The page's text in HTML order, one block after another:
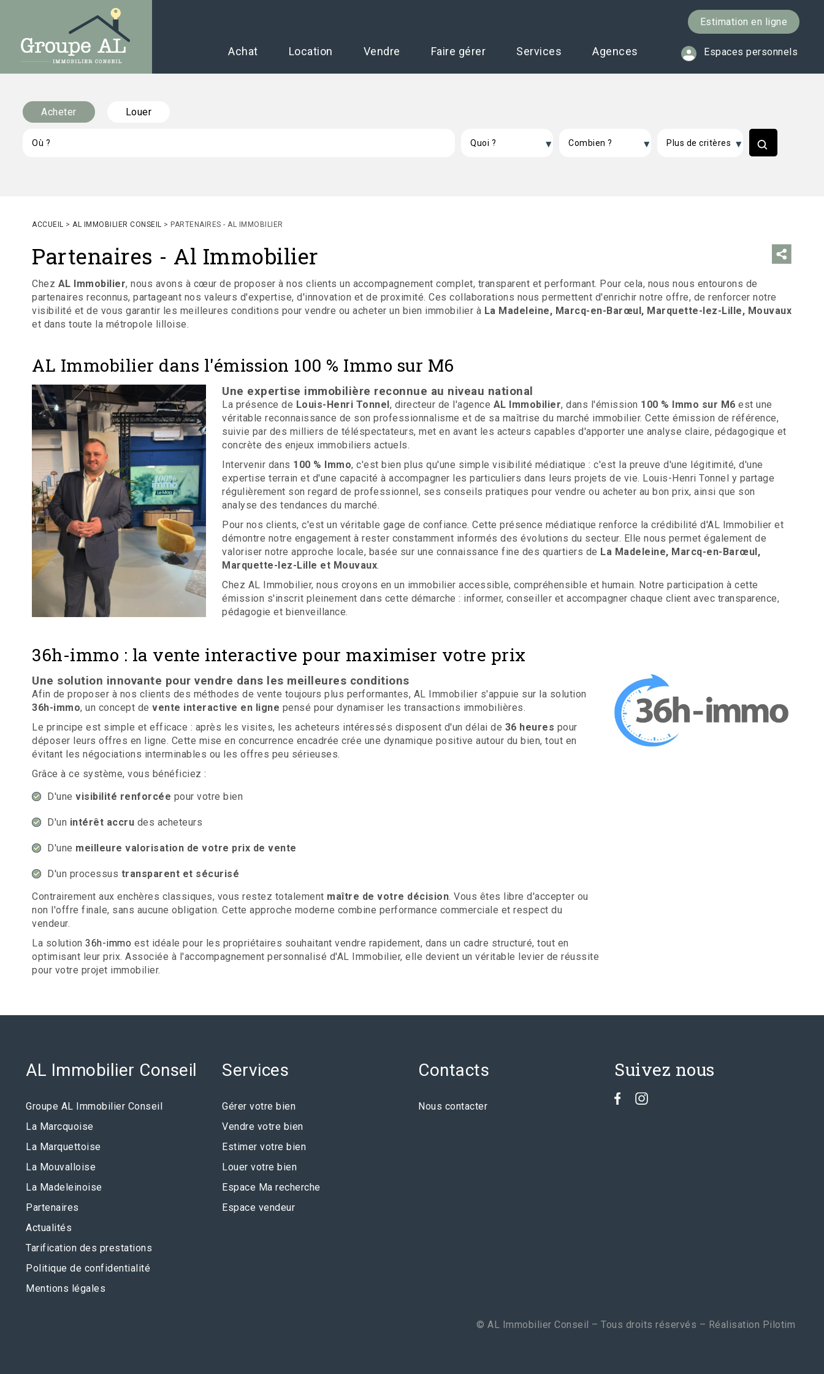
Estimation en ligne
Espaces personnels
Achat Location Vendre Faire gérer Services Agences
Acheter Louer
ACCUEIL > AL IMMOBILIER CONSEIL > PARTENAIRES - AL IMMOBILIER
Partenaires - Al Immobilier
Chez AL Immobilier, nous avons à cœur de proposer à nos clients un accompagnement complet, transparent et performant. Pour cela, nous nous entourons de
partenaires reconnus, partageant nos valeurs d'expertise, d'innovation et de proximité. Ces collaborations nous permettent d'enrichir notre offre, de renforcer notre
visibilité et de vous garantir les meilleures conditions pour vendre ou acheter un bien immobilier à La Madeleine, Marcq-en-Barœul, Marquette-lez-Lille, Mouvaux
et dans toute la métropole lilloise.
AL Immobilier dans l'émission 100 % Immo sur M6
Une expertise immobilière reconnue au niveau national
La présence de Louis-Henri Tonnel, directeur de l'agence AL Immobilier, dans l'émission 100 % Immo sur M6 est une
véritable reconnaissance de son professionnalisme et de sa maîtrise du marché immobilier. Cette émission de référence,
suivie par des milliers de téléspectateurs, met en avant les acteurs capables d'apporter une analyse claire, pédagogique et
concrète des enjeux immobiliers actuels.
Intervenir dans 100 % Immo, c'est bien plus qu'une simple visibilité médiatique : c'est la preuve d'une légitimité, d'une
expertise terrain et d'une capacité à accompagner les particuliers dans leurs projets de vie. Louis-Henri Tonnel y partage
régulièrement son regard de professionnel, ses conseils pratiques pour vendre ou acheter au bon prix, ainsi que son
analyse des tendances du marché.
Pour nos clients, c'est un véritable gage de confiance. Cette présence médiatique renforce la crédibilité d'AL Immobilier et
démontre notre engagement à rester constamment informés des évolutions du secteur. Elle nous permet également de
valoriser notre approche locale, basée sur une connaissance fine des quartiers de La Madeleine, Marcq-en-Barœul,
Marquette-lez-Lille et Mouvaux.
Chez AL Immobilier, nous croyons en un immobilier accessible, compréhensible et humain. Notre participation à cette
émission s'inscrit pleinement dans cette démarche : informer, conseiller et accompagner chaque client avec transparence,
pédagogie et bienveillance.
36h-immo : la vente interactive pour maximiser votre prix
Une solution innovante pour vendre dans les meilleures conditions
Afin de proposer à nos clients des méthodes de vente toujours plus performantes, AL Immobilier s'appuie sur la solution
36h-immo, un concept de vente interactive en ligne pensé pour dynamiser les transactions immobilières.
Le principe est simple et efficace : après les visites, les acheteurs intéressés disposent d'un délai de 36 heures pour
déposer leurs offres en ligne. Cette mise en concurrence encadrée crée une dynamique positive autour du bien, tout en
évitant les négociations interminables ou les offres peu sérieuses.
Grâce à ce système, vous bénéficiez :
D'une visibilité renforcée pour votre bien
D'un intérêt accru des acheteurs
D'une meilleure valorisation de votre prix de vente
D'un processus transparent et sécurisé
Contrairement aux enchères classiques, vous restez totalement maître de votre décision. Vous êtes libre d'accepter ou
non l'offre finale, sans aucune obligation. Cette approche moderne combine performance commerciale et respect du
vendeur.
La solution 36h-immo est idéale pour les propriétaires souhaitant vendre rapidement, dans un cadre structuré, tout en
optimisant leur prix. Associée à l'accompagnement personnalisé d'AL Immobilier, elle devient un véritable levier de réussite
pour votre projet immobilier.
AL Immobilier Conseil
Groupe AL Immobilier Conseil
La Marcquoise
La Marquettoise
La Mouvalloise
La Madeleinoise
Partenaires
Actualités
Tarification des prestations
Politique de confidentialité
Mentions légales
Services
Gérer votre bien
Vendre votre bien
Estimer votre bien
Louer votre bien
Espace Ma recherche
Espace vendeur
Contacts
Nous contacter
Suivez nous
© AL Immobilier Conseil – Tous droits réservés – Réalisation Pilotim